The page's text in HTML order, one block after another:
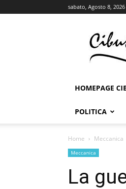
sabato, Agosto 8, 2026
HOMEPAGE
POLITICA
Home Meccanica
Meccanica
La